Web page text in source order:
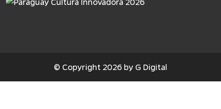
© Copyright 2026 by G Digital